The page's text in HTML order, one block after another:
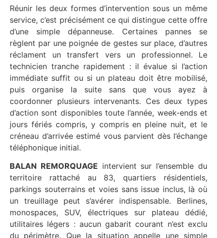
Réunir les deux formes d’intervention sous un même
service, c’est précisément ce qui distingue cette offre
d’une simple dépanneuse. Certaines pannes se
règlent par une poignée de gestes sur place, d’autres
réclament un transfert vers un professionnel. Le
technicien tranche rapidement : il évalue si l’action
immédiate suffit ou si un plateau doit être mobilisé,
puis organise la suite sans que vous ayez à
coordonner plusieurs intervenants. Ces deux types
d’action sont disponibles toute l’année, week-ends et
jours fériés compris, y compris en pleine nuit, et le
créneau d’arrivée estimé vous parvient dès l’échange
téléphonique initial.
BALAN REMORQUAGE intervient sur l’ensemble du
territoire rattaché au 83, quartiers résidentiels,
parkings souterrains et voies sans issue inclus, là où
un treuillage peut s’avérer indispensable. Berlines,
monospaces, SUV, électriques sur plateau dédié,
utilitaires légers : aucun gabarit courant n’est exclu
du périmètre. Que la situation appelle une simple